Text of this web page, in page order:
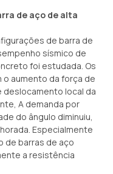
de aço de alta
de barra de
sísmico de
foi estudada. Os
aumento da força de
local da
A demanda por
do ângulo diminuiu,
Especialmente
de barras de aço
a resistência